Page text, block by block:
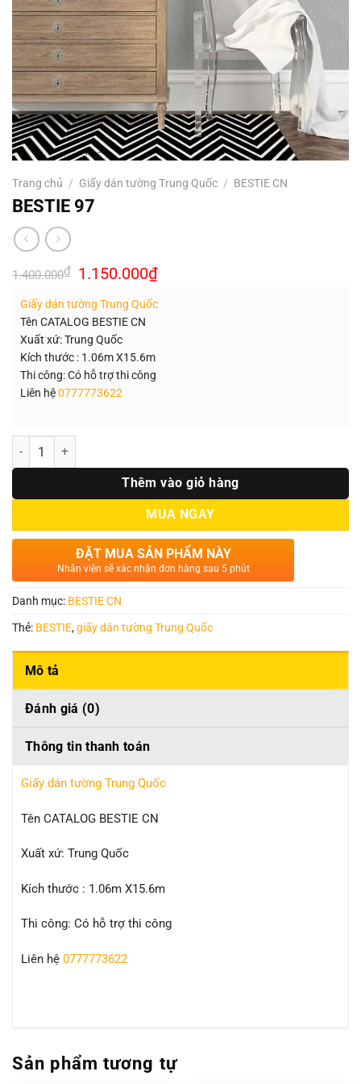
Trang chủ / Giấy dán tường Trung Quốc / BESTIE CN
BESTIE 97
1.400.000₫ Giá
gốc
1.400.000₫.
1.150.000₫Giá
hiện
là:
Giấy dán tường Trung Quốc
Tên CATALOG BESTIE CN
Xuất xứ: Trung Quốc
Kích thước : 1.06m X15.6m
Thi công: Có hỗ trợ thi công
Liên hệ0777773622
Số lượng
Thêm vào giỏ hàng
MUA NGAY
ĐẶT MUA SẢN PHẨM NÀY
Nhân viên sẽ xác nhận đơn hàng sau 5 phút
Danh mục: BESTIE CN
Thẻ: BESTIE,giấy dán tường Trung Quốc
Mô tả
Đánh giá (0)
Thông tin thanh toán
Giấy dán tường Trung Quốc
Tên CATALOG BESTIE CN
Xuất xứ: Trung Quốc
Kích thước : 1.06m X15.6m
Thi công: Có hỗ trợ thi công
Liên hệ 0777773622
Sản phẩm tương tự